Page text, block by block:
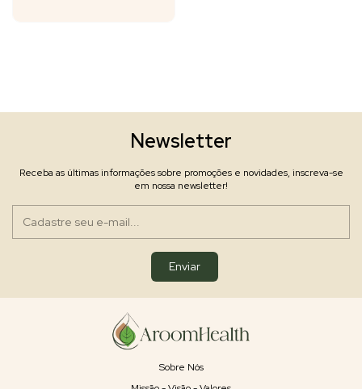
Newsletter
Receba as últimas informações sobre promoções e novidades, inscreva-se
em nossa newsletter!
Sobre Nós